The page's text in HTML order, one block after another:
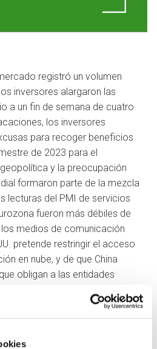
registró un volumen
inversores alargaron las
a un fin de semana de cuatro
los inversores
para recoger beneficios
de 2023 para el
y la preocupación
formaron parte de la mezcla
lecturas del PMI de servicios
fueron más débiles de
medios de comunicación
pretende restringir el acceso
en nube, y de que China
obligan a las entidades
de lo esperado,